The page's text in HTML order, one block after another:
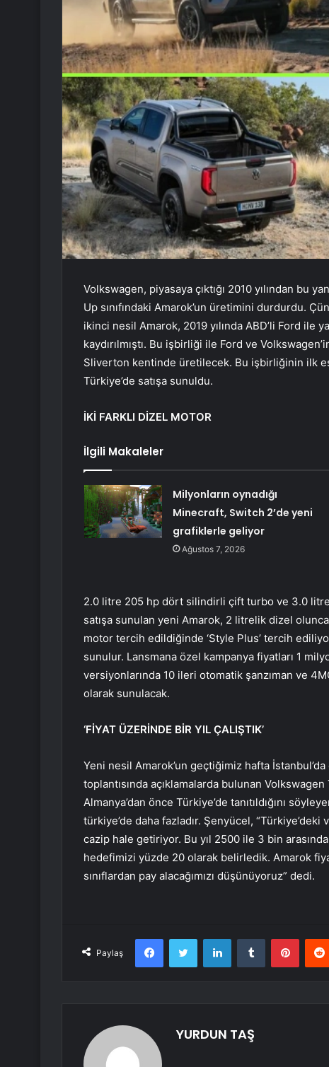
Volkswagen, piyasaya çıktığı 2010 yılından bu
Up sınıfındaki Amarok’un üretimini durdurdu.
ikinci nesil Amarok, 2019 yılında ABD’li Ford ile
kaydırılmıştı. Bu işbirliği ile Ford ve
Sliverton kentinde üretilecek. Bu işbirliğinin ilk
Türkiye’de satışa sunuldu.
İKİ FARKLI DİZEL MOTOR
İlgili Makaleler
Milyonların oynadığı
Minecraft, Switch 2’de yeni
grafiklerle geliyor
Ağustos 7, 2026
2.0 litre 205 hp dört silindirli çift turbo ve 3.0
satışa sunulan yeni Amarok, 2 litrelik dizel olunca
motor tercih edildiğinde ‘Style Plus’ tercih
sunulur. Lansmana özel kampanya fiyatları 1
versiyonlarında 10 ileri otomatik şanzıman ve
olarak sunulacak.
‘FİYAT ÜZERİNDE BİR YIL ÇALIŞTIK’
Yeni nesil Amarok’un geçtiğimiz hafta
toplantısında açıklamalarda bulunan
Almanya’dan önce Türkiye’de tanıtıldığını
türkiye’de daha fazladır. Şenyücel,
cazip hale getiriyor. Bu yıl 2500 ile 3 bin
hedefimizi yüzde 20 olarak belirledik. Amarok
sınıflardan pay alacağımızı düşünüyoruz” dedi.
Paylaş
FacebookTwitter LinkedInTumblr
YURDUN TAŞ